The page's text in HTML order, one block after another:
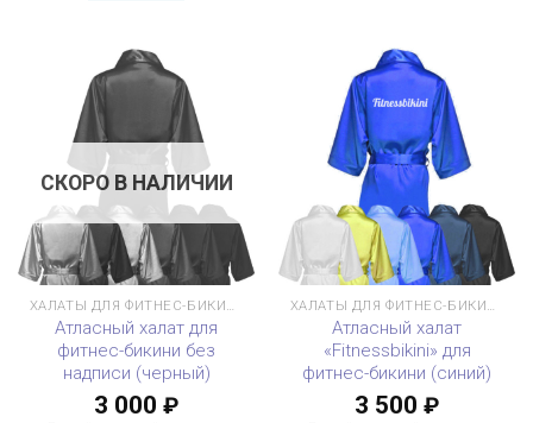
СКОРО В НАЛИЧИИ
ХАЛАТЫ ДЛЯ ФИТНЕС-БИКИНИ
Атласный халат для
фитнес-бикини без
надписи (черный)
3 000 ₽
ХАЛАТЫ ДЛЯ ФИТНЕС-БИКИНИ
Атласный халат
«Fitnessbikini» для
фитнес-бикини (синий)
3 500 ₽